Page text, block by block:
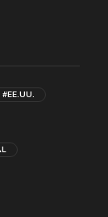
#EE.UU.